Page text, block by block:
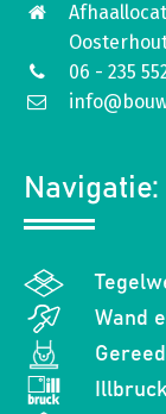
06 - 235
Navigatie:
Wand